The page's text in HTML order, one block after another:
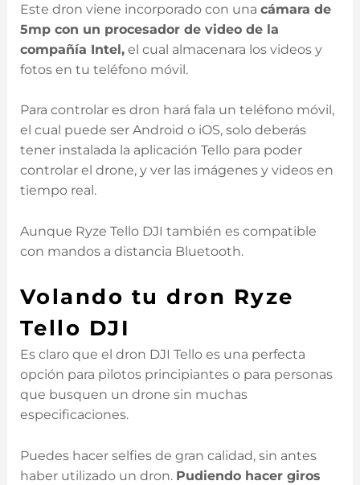
Este dron viene incorporado con una cámara de
5mp con un procesador de video de la
compañía Intel,el cual almacenara los videos y
fotos en tu teléfono móvil.
Para controlar es dron hará fala un teléfono móvil,
el cual puede ser Android o iOS, solo deberás
tener instalada la aplicación Tello para poder
controlar el drone, y ver las imágenes y videos en
tiempo real.
Aunque Ryze Tello DJI también es compatible
con mandos a distancia Bluetooth.
Volando tu dron Ryze
Tello DJI
Es claro que el dron DJI Tello es una perfecta
opción para pilotos principiantes o para personas
que busquen un drone sin muchas
especificaciones.
Puedes hacer selfies de gran calidad, sin antes
haber utilizado un dron. Pudiendo hacer giros